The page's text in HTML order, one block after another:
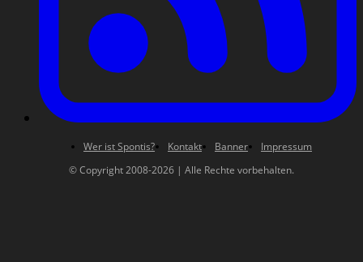
Wer ist Spontis? Kontakt Banner
Impressum
© Copyright 2008-2026 | Alle Rechte vorbehalten.